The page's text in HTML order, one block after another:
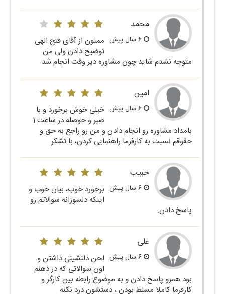
محمد
ممنون از آقای فتح الهی
توضیح دادن ولی من
متوجه نشدم شاید چون مشاوره دیر وقت انجام شد.
امین
خیلی خوش برخورد و با
صبر و حوصله در ساعت 1
بامداد مشاوره رو انجام دادن و من رو راجع به حق و
حقوقم نسبت به کارفرما راهنمایی کردن، با تشکر
حبیب
برخورد خوب، بیان خوب و
اینکه دلسوزانه سوالاتم رو
پاسخ دادن.
علی
لحن دلنشینی داشتن و
اون سوالاتی که در ذهنم
بود همرو پاسخ دادن و به موضوع رابطه بین کارگر و
کارفرما کاملا مسلط بودن ، دستشون درد نکنه